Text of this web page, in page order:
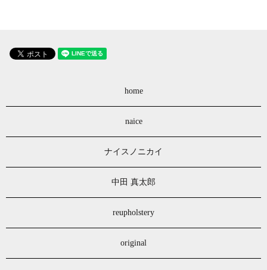
home
naice
ナイスノニカイ
中田 真太郎
reupholstery
original